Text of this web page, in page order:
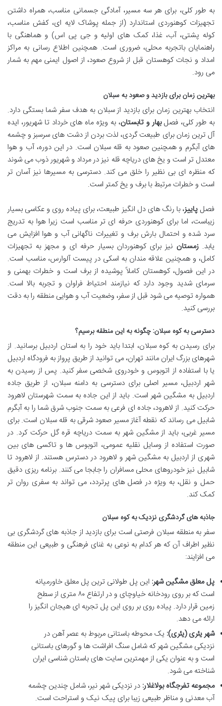
به طور کلی، برای هر سه مسیر، آمادگی جسمانی مناسب، همراه داشتن
تجهیزات کوهنوردی استاندارد (از جمله پوشاک لایه ای، کفش مناسب،
کوله پشتی، آب، غذا، کمک های اولیه و جی پی اس) و هماهنگی با
راهنمایان باتجربه محلی، ضروری است. همچنین اطلاع رسانی به مراکز
امداد و نجات کوهستان قبل از شروع صعود، از اصول ایمنی مهم به شمار
می رود.
بهترین زمان برای بازدید و صعود به سبلان
انتخاب بهترین زمان برای بازدید از سبلان به هدف سفر شما بستگی دارد.
به طور کلی، فصلبهار و تابستان، به ویژه ماه های خرداد تا شهریور، ایده
آل ترین زمان برای طبیعت گردی، لذت بردن از دشت های سرسبز و چشمه
های آبگرم و همچنین صعود به قله سبلان است. در این دوره، آب و هوا
معتدل تر است و یخ های دریاچه قله نیز در مرداد و شهریور ذوب می شوند
که منظره ای بی نظیر را خلق می کند. دسترسی به مسیرها نیز آسان تر
است و خطرات مرتبط با برف و یخ کمتر است.
فصلپاییز، با رنگ های دل انگیز طبیعت، برای پیاده روی و عکاسی بسیار
زیباست، اما برای کوهنوردی حرفه ای تر مناسب است زیرا هوا به تدریج
سرد شده و احتمال بارش برف و تغییرات ناگهانی آب و هوا افزایش می
یابد.زمستان نیز برای کوهنوردان بسیار حرفه ای و مجهز به تجهیزات
کامل، و همچنین علاقه مندان به اسکی در پیست آلوارس، مناسب است.
در این فصول، کوهستان کاملاً پوشیده از برف است و خطرات بهمنی و
سرمای شدید وجود دارد که نیازمند احتیاط فراوان و تجربه بالا است.
همواره توصیه می شود قبل از سفر، وضعیت آب و هوایی منطقه را به دقت
بررسی کنید.
دسترسی به کوه سبلان: چگونه به این منطقه برسیم؟
برای رسیدن به کوه سبلان، ابتدا باید خود را به استان اردبیل برسانید. از
شهرهای بزرگ ایران مانند تهران، می توانید از طریق پرواز به فرودگاه اردبیل
یا با استفاده از اتوبوس و خودروی شخصی سفر کنید. پس از رسیدن به
شهر اردبیل، مسیر اصلی برای دسترسی به دامنه سبلان، از طریق جاده
اردبیل به مشگین شهر است. باید از این جاده به سمت شهرستان لاهرود
حرکت کنید. از لاهرود، جاده ای فرعی به سمت جنوب شرق شما را به آبگرم
شابیل می رساند که نقطه آغاز مسیر صعود شرقی به قله سبلان است. برای
مسیر غربی، باید از مشگین شهر به سمت دریاچه قره گل حرکت کرد. در
صورت استفاده از وسایل نقلیه عمومی، اتوبوس ها و تاکسی های بین
شهری از اردبیل به مشگین شهر و لاهرود در دسترس هستند. از لاهرود تا
شابیل نیز خودروهای محلی مسافران را جابجا می کنند. برنامه ریزی دقیق
حمل و نقل، به ویژه در فصل های پرتردد، می تواند به سفری روان تر
کمک کند.
جاذبه های گردشگری نزدیک به کوه سبلان
سفر به منطقه سبلان فرصتی است برای بازدید از جاذبه های گردشگری بی
نظیر اطراف آن که هر کدام به نوعی به غنای فرهنگی و طبیعی این منطقه
می افزایند:
پل معلق مشگین شهر: این پل طولانی ترین پل معلق خاورمیانه
است که بر روی رودخانه خیاوچای و در ارتفاع ۸۰ متری از سطح
زمین قرار دارد. پیاده روی بر روی این پل تجربه ای هیجان انگیز را
ارائه می دهد.
شهر یئری (یئری): یک محوطه باستانی مربوط به عصر آهن در
نزدیکی مشگین شهر که شامل سنگ افراشت ها و گورهای باستانی
است و به عنوان یکی از مهمترین سایت های باستان شناسی ایران
شناخته می شود.
مجموعه تفرجگاه بولاغلار: در نزدیکی شهر نیر، شامل چندین چشمه
آب معدنی و مناظر طبیعی زیبا برای پیک نیک و استراحت است.